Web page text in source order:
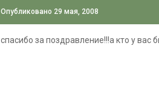
Опубликовано 29 мая, 2008
спасибо за поздравление!!!а кто у